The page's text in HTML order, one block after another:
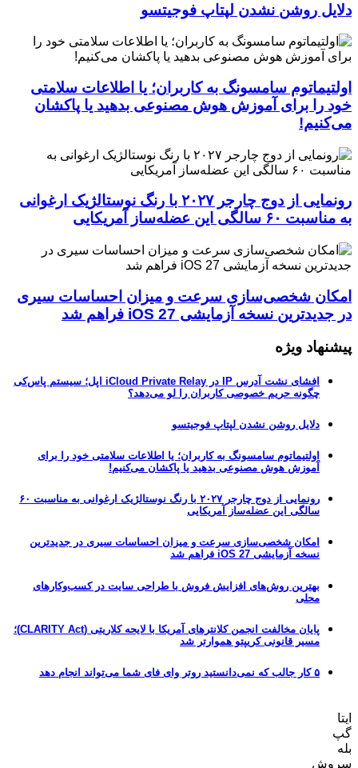
دلایل روشن نشدن لپتاپ فوجیتسو
اولتیماتوم سامسونگ به کاربران؛ یا اطلاعات سلامتی
خود را برای آموزش هوش مصنوعی بدهید یا پاکشان
می‌کنیم!
رونمایی از دوج چارجر ۲۰۲۷ با رنگ نوستالژیک ارغوانی
به مناسبت ۶۰ سالگی این عضله‌ساز آمریکایی
امکان شخصی‌سازی سرعت و میزان احساسات سیری
در جدیدترین نسخه آزمایشی iOS 27 فراهم شد
پیشنهاد ویژه
افشای نشت آدرس IP در iCloud Private Relay اپل؛ سیستم پاس‌کی
چگونه حریم خصوصی کاربران را لو می‌دهد؟
دلایل روشن نشدن لپتاپ فوجیتسو
اولتیماتوم سامسونگ به کاربران؛ یا اطلاعات سلامتی خود را برای
آموزش هوش مصنوعی بدهید یا پاکشان می‌کنیم!
رونمایی از دوج چارجر ۲۰۲۷ با رنگ نوستالژیک ارغوانی به مناسبت ۶۰
سالگی این عضله‌ساز آمریکایی
امکان شخصی‌سازی سرعت و میزان احساسات سیری در جدیدترین
نسخه آزمایشی iOS 27 فراهم شد
بهترین روش‌های افزایش فروش با طراحی سایت در کسب‌وکارهای
محلی
پایان مخالفت انجمن کلانترهای آمریکا با لایحه کلاریتی (CLARITY Act)؛
مسیر قانونی کریپتو هموارتر شد
۵ کار جالب که نمی‌دانستید روتر وای فای شما می‌تواند انجام دهد
ایتا
گپ
بله
سروش